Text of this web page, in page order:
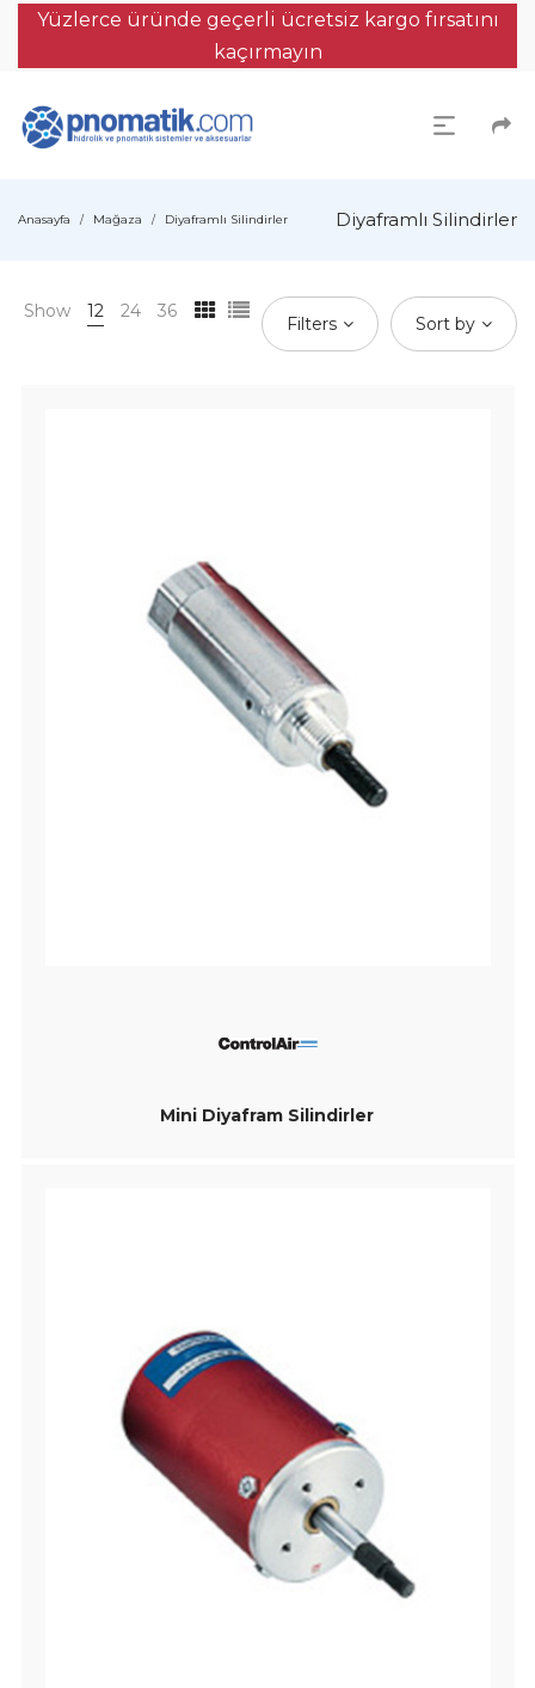
Yüzlerce üründe geçerli ücretsiz kargo fırsatını
kaçırmayın
Anasayfa / Mağaza / Diyaframlı Silindirler Diyaframlı Silindirler
Show 12 24 36
Filters Sort by
Mini Diyafram Silindirler